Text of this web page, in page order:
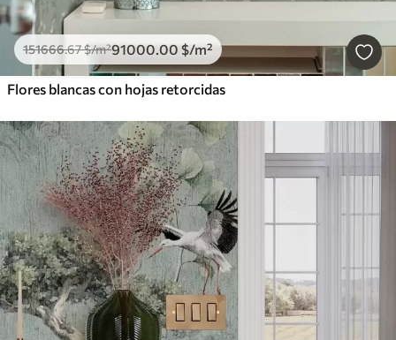
151666.67$/m²91000.00 $/m²
Flores blancas con hojas retorcidas